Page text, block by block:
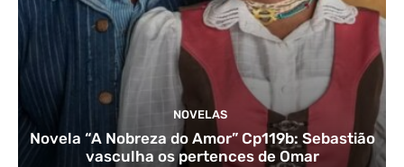
NOVELAS
Novela “A Nobreza do Amor” Cp119b: Sebastião
vasculha os pertences de Omar